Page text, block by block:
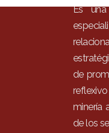
Es una
de
minería
de los